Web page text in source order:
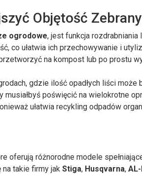
Objętość
ogrodowe, jest funkcja
co ułatwia ich przechowywanie i
na kompost lub po prostu
gdzie ilość opadłych liści może
poświęcić na wielokrotne
ułatwia recykling odpadów
oferują różnorodne modele
na takie firmy jakStiga, Husqvarna,AL-